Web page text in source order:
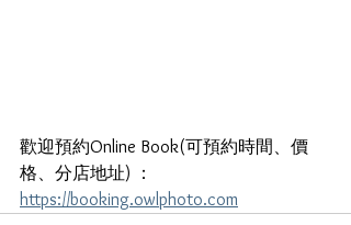
歡迎預約Online Book(可預約時間、價
格、分店地址) ：
https://booking.owlphoto.com